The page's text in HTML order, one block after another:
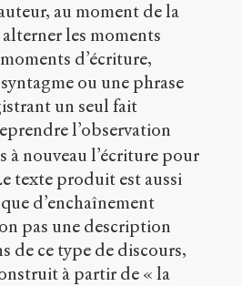
au moment de la
les moments
d’écriture,
ou une phrase
un seul fait
l’observation
nouveau l’écriture pour
texte produit est aussi
d’enchaînement
pas une description
de ce type de discours,
à partir de « la